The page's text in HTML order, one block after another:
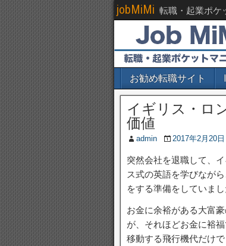
jobMiMi 転職・起業ポケ
お勧め転職サイト
イギリス・ロ
価値
admin 2017年2月20日
突然会社を退職して、
ス式の英語を学びなが
をする準備をしていまし
お金に余裕がある大富
が、それほどお金に裕
移動する飛行機代だけ